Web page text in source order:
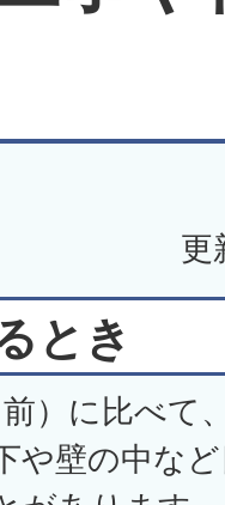
更
とき
）に比べて
や壁の中な